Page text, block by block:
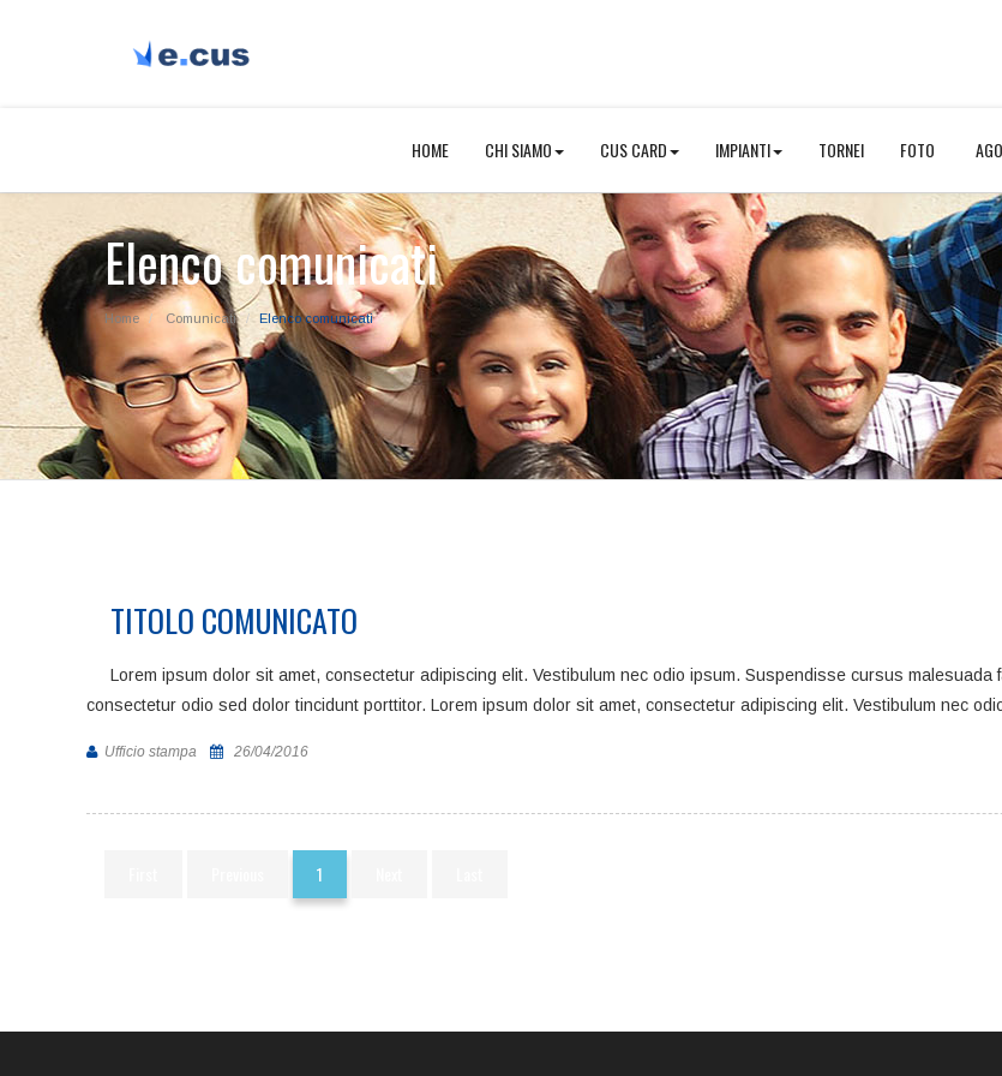
HOME CHI SIAMO CUS CARD IMPIANTI TORNEI FOTO
Elenco comunicati
Home Comunicati Elenco comunicati
TITOLO COMUNICATO
Lorem ipsum dolor sit amet, consectetur adipiscing elit. Vestibulum nec odio ipsum. Suspendisse cursus malesuada
consectetur odio sed dolor tincidunt porttitor. Lorem ipsum dolor sit amet, consectetur adipiscing elit. Vestibulum nec
Ufficio stampa 26/04/2016
1